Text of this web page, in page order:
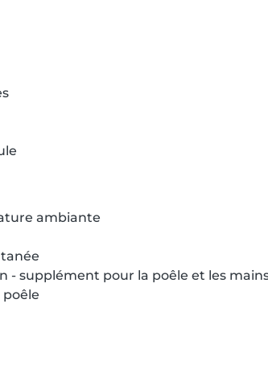
ambiante
- supplément pour la poêle et les